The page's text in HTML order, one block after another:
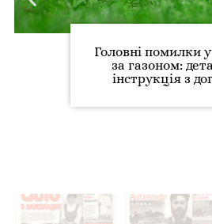
Головні помилки у
за газоном:
інструкція з